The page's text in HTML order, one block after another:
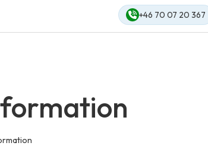
+46 70 07 20 367